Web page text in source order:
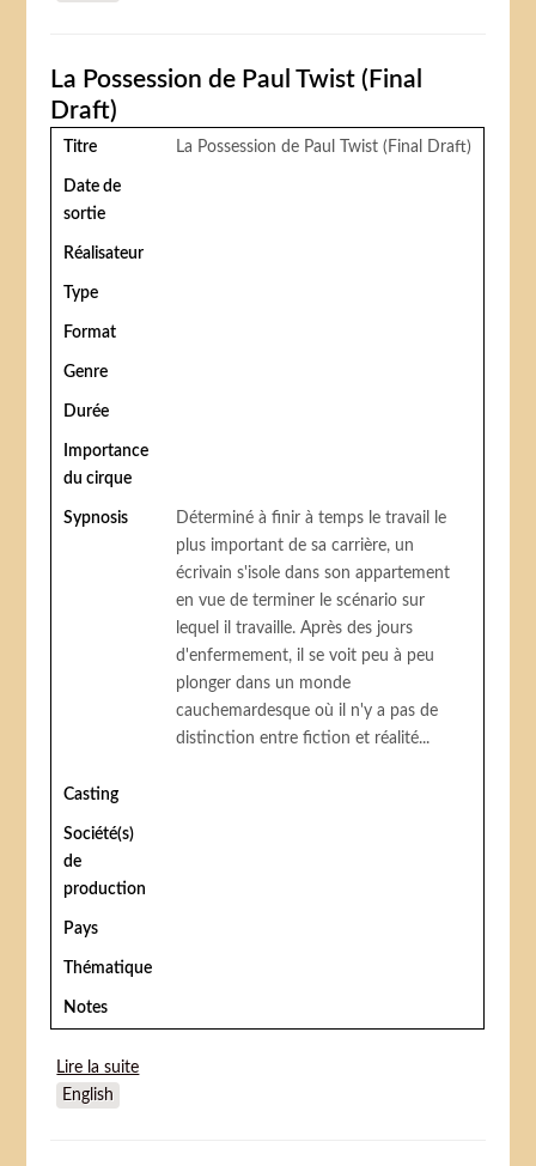
La Possession de Paul Twist (Final
Draft)
Titre La Possession de Paul Twist (Final Draft)
Date de
sortie
Réalisateur
Type
Format
Genre
Durée
Importance
du cirque
Sypnosis
Déterminé à finir à temps le travail le
plus important de sa carrière, un
écrivain s'isole dans son appartement
en vue de terminer le scénario sur
lequel il travaille. Après des jours
d'enfermement, il se voit peu à peu
plonger dans un monde
cauchemardesque où il n'y a pas de
distinction entre fiction et réalité...
Casting
Société(s)
de
production
Pays
Thématique
Notes
Lire la suite
English